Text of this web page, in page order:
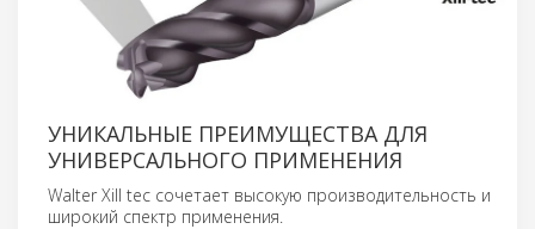
УНИКАЛЬНЫЕ ПРЕИМУЩЕСТВА ДЛЯ
УНИВЕРСАЛЬНОГО ПРИМЕНЕНИЯ
Walter Xill tec сочетает высокую производительность и
широкий спектр применения.